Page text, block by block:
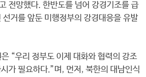
전망했다. 한반도를 넘어 강경기조를 급
선거를 앞둔 미행정부의 강경대응을 유발
“우리 정부도 이제 대화와 협력의 강조
가 필요하다.”며, 먼저, 북한의 대남인식